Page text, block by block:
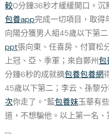
較0分鐘36秒才緩緩開口。沉
包養app完成一切項目，取得
向陽分獲男人組45歲以下第二
ppt張向東、任喜房、付寶松
上冠、亞、季軍；來自鄭州包
分鐘6秒的成就摘包養包養網
45歲以下第二；李云、孫黎
次你走了。”藍包養妹玉華有
道，不想騙他。以上第一名、